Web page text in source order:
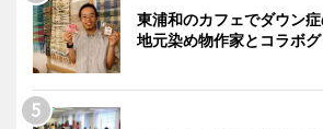
東浦和のカフェでダウン
地元染め物作家とコラボ